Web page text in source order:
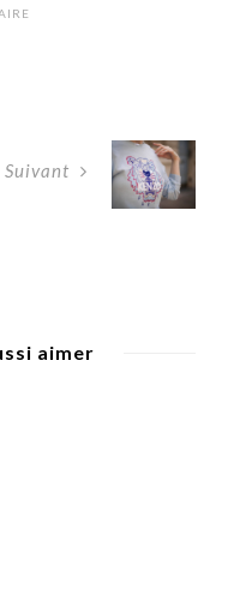
Suivant
aimer